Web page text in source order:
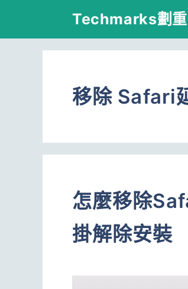
Techmarks劃
移除 Safari
怎麼移除
掛解除安裝